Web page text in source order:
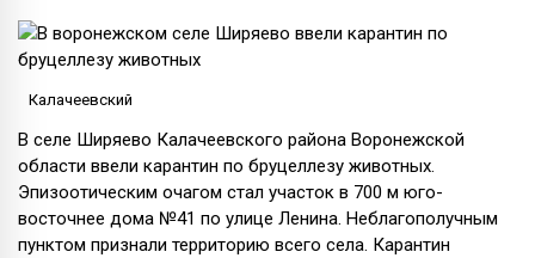
Калачеевский
В селе Ширяево Калачеевского района Воронежской
области ввели карантин по бруцеллезу животных.
Эпизоотическим очагом стал участок в 700 м юго-
восточнее дома №41 по улице Ленина. Неблагополучным
пунктом признали территорию всего села. Карантин